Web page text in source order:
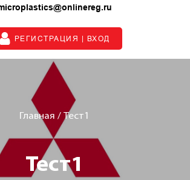
РЕГИСТРАЦИЯ | ВХОД
Главная / Тест1
Тест1